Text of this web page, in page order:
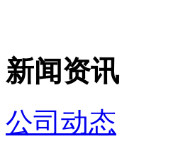
新闻资讯
公司动态